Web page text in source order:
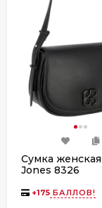
Сумка
Jones 8326
+175 БАЛЛОВ!